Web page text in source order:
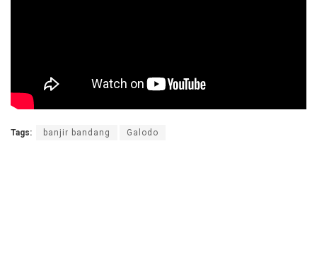
Tags: banjir bandang Galodo